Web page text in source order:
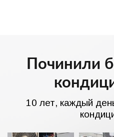
Починили
10 лет, каждый